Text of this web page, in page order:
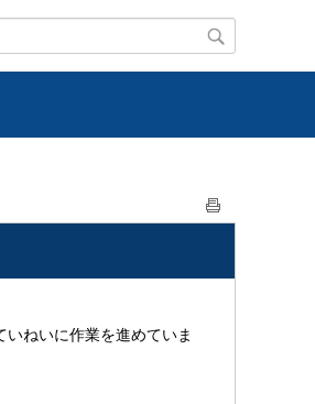
ねいに作業を進めていま